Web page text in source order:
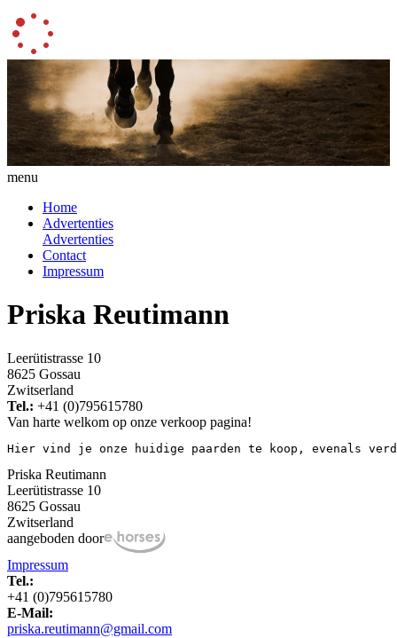
menu
Home
Advertenties
Advertenties
Contact
Impressum
Priska Reutimann
Leerütistrasse 10
8625 Gossau
Zwitserland
Tel.: +41 (0)795615780
Van harte welkom op onze verkoop pagina!
Hier vind je onze huidige paarden te koop, evenals
Priska Reutimann
Leerütistrasse 10
8625 Gossau
Zwitserland
aangeboden door
Impressum
Tel.:
+41 (0)795615780
E-Mail:
priska.reutimann@gmail.com